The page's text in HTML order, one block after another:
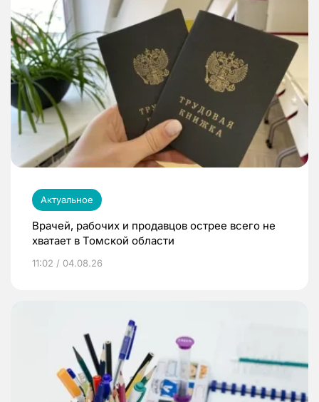
Актуальное
Врачей, рабочих и продавцов острее всего не
хватает в Томской области
11:02 / 04.08.26